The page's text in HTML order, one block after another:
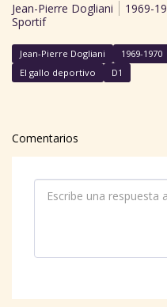
Jean-Pierre Dogliani
1969-
Sportif
Jean-Pierre Dogliani 1969-1970
El gallo deportivo
D1
Comentarios